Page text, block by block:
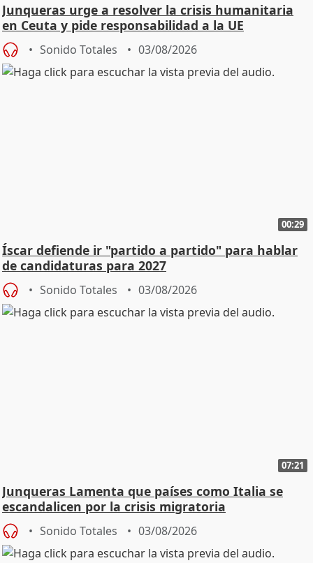
Junqueras urge a resolver la crisis humanitaria
en Ceuta y pide responsabilidad a la UE
Sonido Totales 03/08/2026
00:29
Íscar defiende ir "partido a partido" para hablar
de candidaturas para 2027
Sonido Totales 03/08/2026
07:21
Junqueras Lamenta que países como Italia se
escandalicen por la crisis migratoria
Sonido Totales 03/08/2026